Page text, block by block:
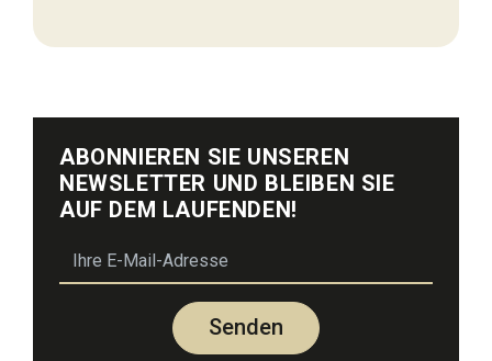
ABONNIEREN SIE UNSEREN
NEWSLETTER UND BLEIBEN SIE
AUF DEM LAUFENDEN!
Senden